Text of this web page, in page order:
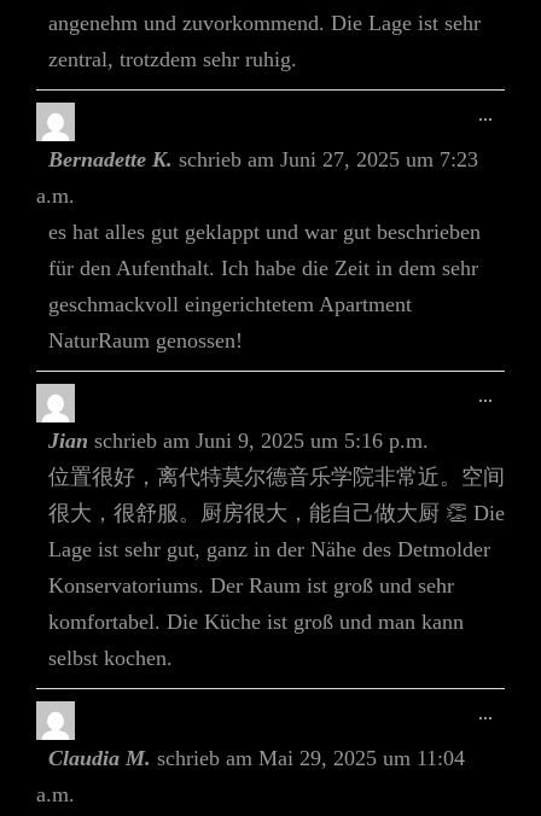
angenehm und zuvorkommend. Die Lage ist sehr
zentral, trotzdem sehr ruhig.
Bernadette K. schrieb am Juni 27, 2025 um 7:23
a.m.
es hat alles gut geklappt und war gut beschrieben
für den Aufenthalt. Ich habe die Zeit in dem sehr
geschmackvoll eingerichtetem Apartment
NaturRaum genossen!
...
Jian schrieb am Juni 9, 2025 um 5:16 p.m.
位置很好，离代特莫尔德音乐学院非常近。空间
很大，很舒服。厨房很大，能自己做大厨 👏 Die
Lage ist sehr gut, ganz in der Nähe des Detmolder
Konservatoriums. Der Raum ist groß und sehr
komfortabel. Die Küche ist groß und man kann
selbst kochen.
...
Claudia M. schrieb am Mai 29, 2025 um 11:04
a.m.
...